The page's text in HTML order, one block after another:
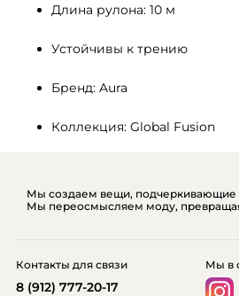
Длина рулона: 10 м
Устойчивы к трению
Бренд: Aura
Коллекция: Global Fusion
Мы создаем вещи, подчеркивающие
Мы переосмысляем моду, превращая
Мы в
Контакты для связи
8 (912) 777-20-17